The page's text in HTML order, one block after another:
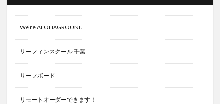
We’re ALOHAGROUND
サーフィンスクール 千葉
サーフボード
リモートオーダーできます！